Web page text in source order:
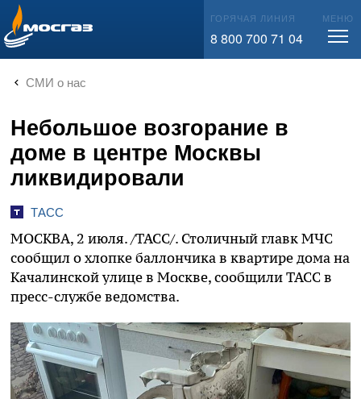
info@mos-gaz.ru ГОРЯЧАЯ ЛИНИЯ
8 800 700 71 04
МЕНЮ
СМИ о нас
Небольшое возгорание в
доме в центре Москвы
ликвидировали
ТАСС
МОСКВА, 2 июля. /ТАСС/. Столичный главк МЧС
сообщил о хлопке баллончика в квартире дома на
Качалинской улице в Москве, сообщили ТАСС в
пресс-службе ведомства.